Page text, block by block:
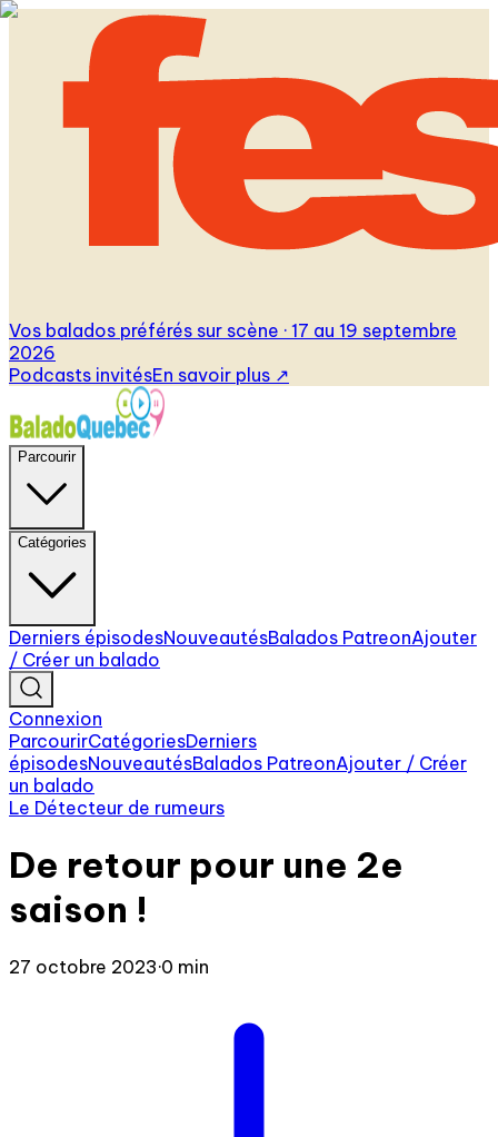
Vos balados préférés sur scène · 17 au 19 septembre
2026
Podcasts invitésEn savoir plus ↗
Parcourir
Catégories
Derniers épisodesNouveautésBalados PatreonAjouter
/ Créer un balado
Connexion
ParcourirCatégoriesDerniers
épisodesNouveautésBalados PatreonAjouter / Créer
un balado
Le Détecteur de rumeurs
De retour pour une 2e
saison !
27 octobre 2023·0 min